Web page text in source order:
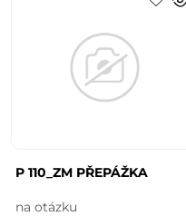
P 110_ZM PŘEPÁŽKA
na otázku